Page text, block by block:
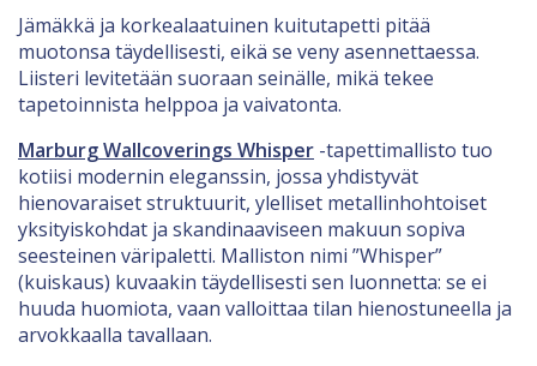
Jämäkkä ja korkealaatuinen kuitutapetti pitää
muotonsa täydellisesti, eikä se veny asennettaessa.
Liisteri levitetään suoraan seinälle, mikä tekee
tapetoinnista helppoa ja vaivatonta.
Marburg Wallcoverings Whisper -tapettimallisto tuo
kotiisi modernin eleganssin, jossa yhdistyvät
hienovaraiset struktuurit, ylelliset metallinhohtoiset
yksityiskohdat ja skandinaaviseen makuun sopiva
seesteinen väripaletti. Malliston nimi ”Whisper”
(kuiskaus) kuvaakin täydellisesti sen luonnetta: se ei
huuda huomiota, vaan valloittaa tilan hienostuneella ja
arvokkaalla tavallaan.